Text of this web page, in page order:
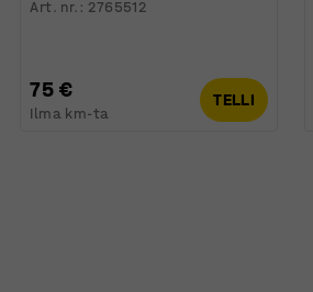
Art. nr. : 2765512
75 €
Ilma km-ta
TELLI